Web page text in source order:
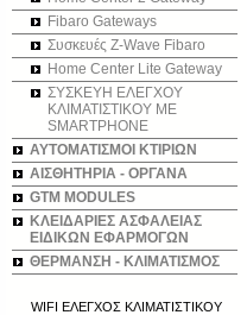
Fibaro Gateways
Συσκευές Z-Wave Fibaro
Home Center Lite Gateway
ΣΥΣΚΕΥΗ ΕΛΕΓΧΟΥ
ΚΛΙΜΑΤΙΣΤΙΚΟΥ ΜΕ
SMARTPHONE
ΑΥΤΟΜΑΤΙΣΜΟΙ ΚΤΙΡΙΩΝ
ΑΙΣΘΗΤΗΡΙΑ - ΟΡΓΑΝΑ
GTM MODULES
ΚΛΕΙΔΑΡΙΕΣ ΑΣΦΑΛΕΙΑΣ
ΕΙΔΙΚΩΝ ΕΦΑΡΜΟΓΩΝ
ΘΕΡΜΑΝΣΗ - ΚΛΙΜΑΤΙΣΜΟΣ
WIFI ΕΛΕΓΧΟΣ ΚΛΙΜΑΤΙΣΤΙΚΟΥ